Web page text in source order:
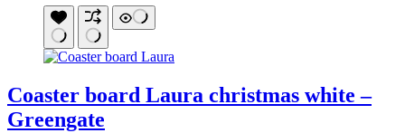
Coaster board Laura christmas white –
Greengate